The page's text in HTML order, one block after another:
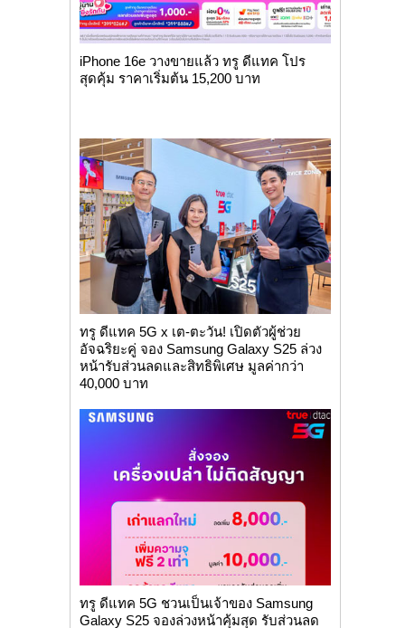
iPhone 16e วางขายแล้ว ทรู ดีแทค โปร
สุดคุ้ม ราคาเริ่มต้น 15,200 บาท
ทรู ดีแทค 5G x เต-ตะวัน! เปิดตัวผู้ช่วย
อัจฉริยะคู่ จอง Samsung Galaxy S25 ล่วง
หน้ารับส่วนลดและสิทธิพิเศษ มูลค่ากว่า
40,000 บาท
ทรู ดีแทค 5G ชวนเป็นเจ้าของ Samsung
Galaxy S25 จองล่วงหน้าคุ้มสุด รับส่วนลด